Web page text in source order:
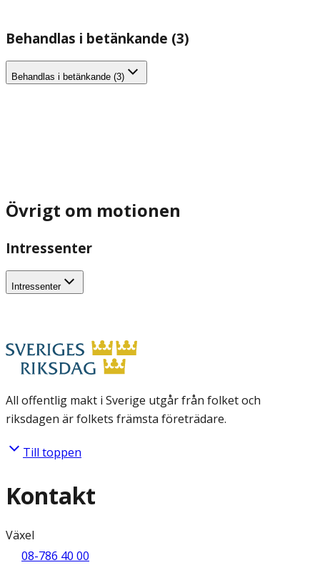
Behandlas i betänkande (3)
Behandlas i betänkande (3)
Övrigt om motionen
Intressenter
Intressenter
All offentlig makt i Sverige utgår från folket och
riksdagen är folkets främsta företrädare.
Till toppen
Kontakt
Växel
08-786 40 00